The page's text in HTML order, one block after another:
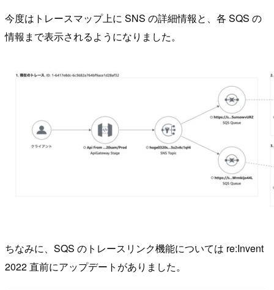
今度はトレースマップ上に SNS の詳細情報と、各 SQS の
情報まで表示されるようになりました。
ちなみに、SQS のトレースリンク機能については re:Invent
2022 直前にアップデートがありました。